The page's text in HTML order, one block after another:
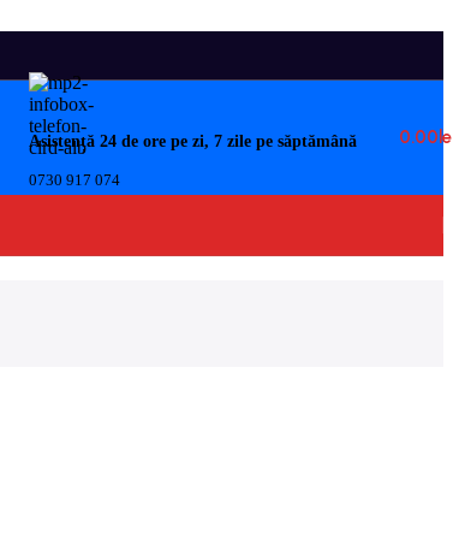
Asistență 24 de ore pe zi, 7 zile pe săptămână
0730 917 074
0.00